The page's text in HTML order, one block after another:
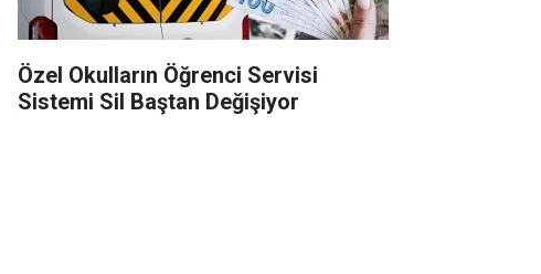
Özel Okulların Öğrenci Servisi
Sistemi Sil Baştan Değişiyor